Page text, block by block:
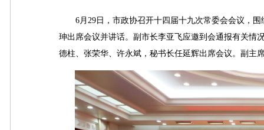
6月29日，市政协召开十四届十九次常委会会议，围
珅出席会议并讲话。副市长李亚飞应邀到会通报有关情
德柱、张荣华、许永斌，秘书长任延辉出席会议。副主